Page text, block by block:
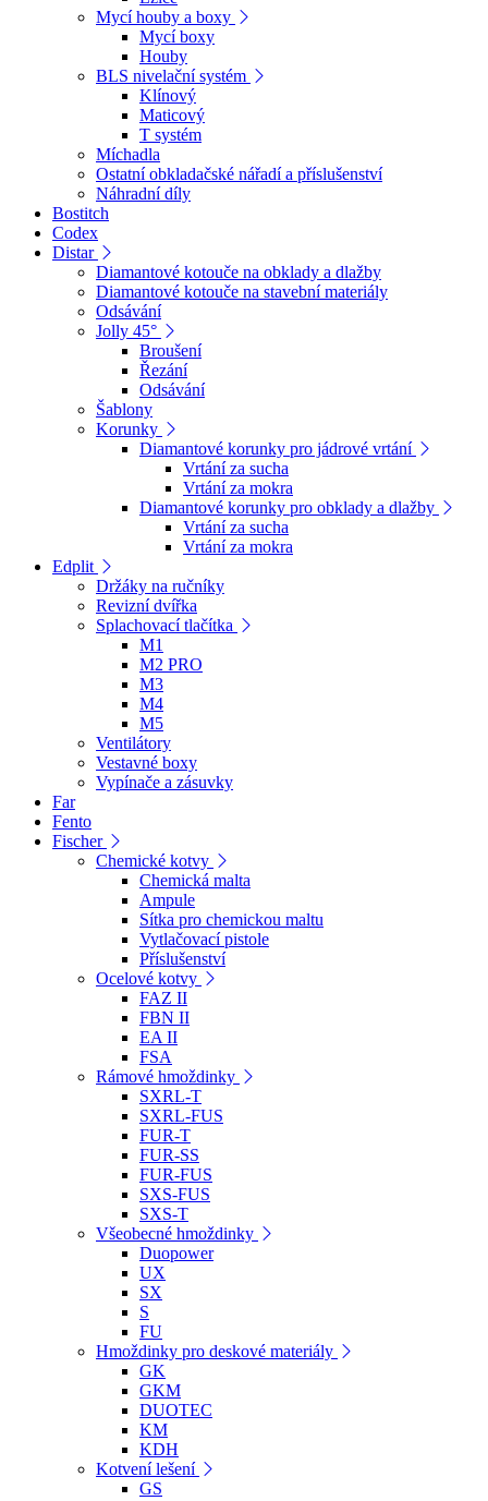
Mycí houby a boxy
Mycí boxy
Houby
BLS nivelační systém
Klínový
Maticový
T systém
Míchadla
Ostatní obkladačské nářadí a příslušenství
Náhradní díly
Bostitch
Codex
Distar
Diamantové kotouče na obklady a dlažby
Diamantové kotouče na stavební materiály
Odsávání
Jolly 45°
Broušení
Řezání
Odsávání
Šablony
Korunky
Diamantové korunky pro jádrové vrtání
Vrtání za sucha
Vrtání za mokra
Diamantové korunky pro obklady a dlažby
Vrtání za sucha
Vrtání za mokra
Edplit
Držáky na ručníky
Revizní dvířka
Splachovací tlačítka
M1
M2 PRO
M3
M4
M5
Ventilátory
Vestavné boxy
Vypínače a zásuvky
Far
Fento
Fischer
Chemické kotvy
Chemická malta
Ampule
Sítka pro chemickou maltu
Vytlačovací pistole
Příslušenství
Ocelové kotvy
FAZ II
FBN II
EA II
FSA
Rámové hmoždinky
SXRL-T
SXRL-FUS
FUR-T
FUR-SS
FUR-FUS
SXS-FUS
SXS-T
Všeobecné hmoždinky
Duopower
UX
SX
S
FU
Hmoždinky pro deskové materiály
GK
GKM
DUOTEC
KM
KDH
Kotvení lešení
GS